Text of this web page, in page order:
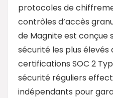
protocoles de
contrôles d’accès
de Magnite est conçue
sécurité les plus élevés
certifications SOC 2
sécurité réguliers
indépendants pour